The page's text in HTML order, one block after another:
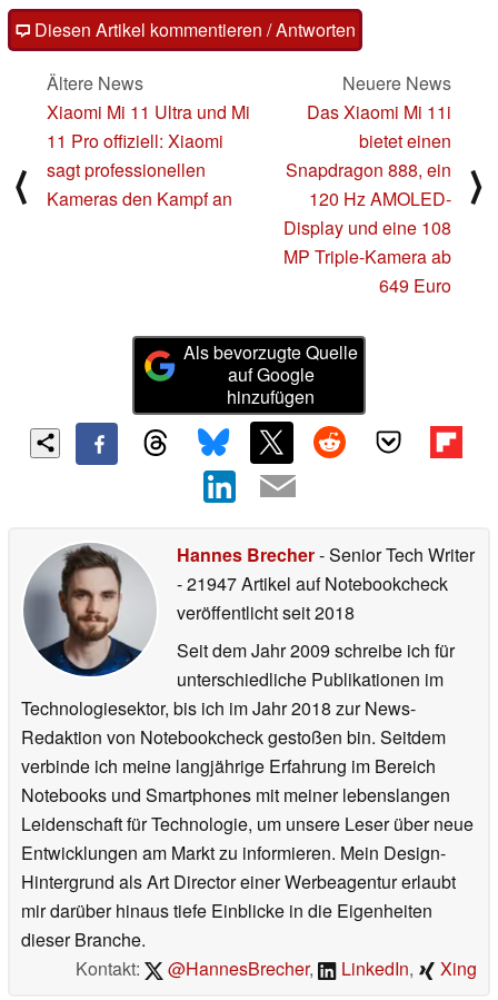
Diesen Artikel kommentieren / Antworten
⟨
Ältere News
Xiaomi Mi 11 Ultra und Mi
11 Pro offiziell: Xiaomi
sagt professionellen
Kameras den Kampf an
Neuere News
Das Xiaomi Mi 11i
bietet einen
Snapdragon 888, ein
120 Hz AMOLED-
Display und eine 108
MP Triple-Kamera ab
649 Euro
⟩
Als bevorzugte Quelle
auf Google
hinzufügen
Hannes Brecher- Senior Tech Writer
- 21947 Artikel auf Notebookcheck
veröffentlichtseit 2018
Seit dem Jahr 2009 schreibe ich für
unterschiedliche Publikationen im
Technologiesektor, bis ich im Jahr 2018 zur News-
Redaktion von Notebookcheck gestoßen bin. Seitdem
verbinde ich meine langjährige Erfahrung im Bereich
Notebooks und Smartphones mit meiner lebenslangen
Leidenschaft für Technologie, um unsere Leser über neue
Entwicklungen am Markt zu informieren. Mein Design-
Hintergrund als Art Director einer Werbeagentur erlaubt
mir darüber hinaus tiefe Einblicke in die Eigenheiten
dieser Branche.
Kontakt:
@HannesBrecher, LinkedIn, Xing